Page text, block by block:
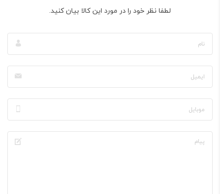
لطفا نظر خود را در مورد این کالا بیان کنید.